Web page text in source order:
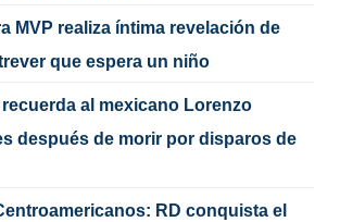
MVP realiza íntima revelación de
que espera un niño
al mexicano Lorenzo
después de morir por disparos de
RD conquista el